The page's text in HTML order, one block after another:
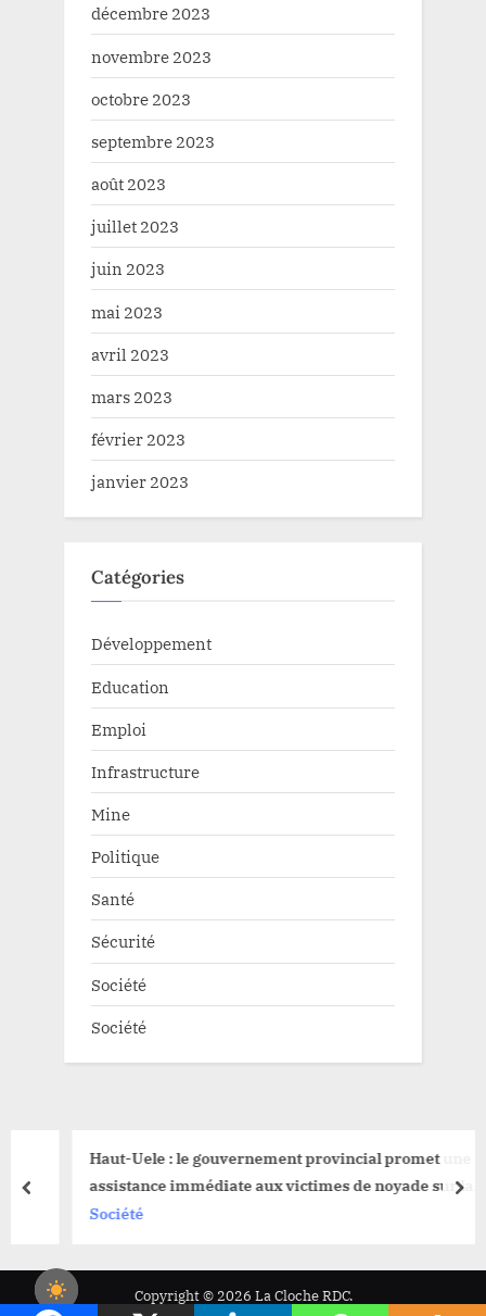
décembre 2023
novembre 2023
octobre 2023
septembre 2023
août 2023
juillet 2023
juin 2023
mai 2023
avril 2023
mars 2023
février 2023
janvier 2023
Catégories
Développement
Education
Emploi
Infrastructure
Mine
Politique
Santé
Sécurité
Société
Société
Haut-Uele : le gouvernement provincial promet une
assistance immédiate aux victimes de noyade sur la
rivière Kibali à Watsa
Société
prev
Copyright © 2026 La Cloche RDC.